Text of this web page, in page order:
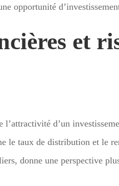
opportunité
et
d’un
le taux de distribution et le
donne une perspective